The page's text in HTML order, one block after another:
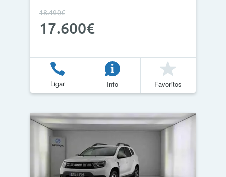
18.490€
17.600€
Ligar Info Favoritos